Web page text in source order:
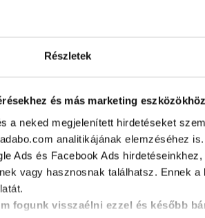
Részletek
és más marketing
a neked megjelenített hirdetéseket
analitikájának elemzéséhez is.
Ads és Facebook Ads
vagy hasznosnak találhatsz. Ennek a
fogunk visszaélni ezzel és később
17g 16 Red Horse
Ft
7.5cm
4